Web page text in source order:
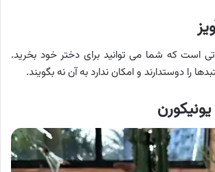
است که شما می توانید برای دختر خود بخرید.
را دوستدارند و امکان ندارد به آن نه بگویند.